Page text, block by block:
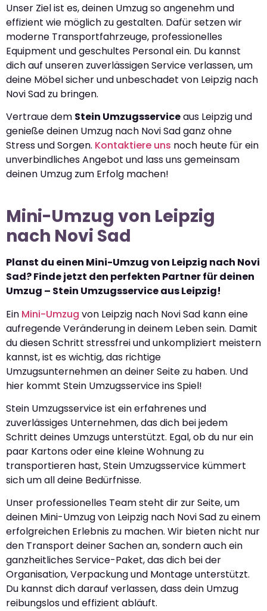
Unser Ziel ist es, deinen Umzug so angenehm und
effizient wie möglich zu gestalten. Dafür setzen wir
moderne Transportfahrzeuge, professionelles
Equipment und geschultes Personal ein. Du kannst
dich auf unseren zuverlässigen Service verlassen, um
deine Möbel sicher und unbeschadet von Leipzig nach
Novi Sad zu bringen.
Vertraue dem Stein Umzugsserviceaus Leipzig und
genieße deinen Umzug nach Novi Sad ganz ohne
Stress und Sorgen. Kontaktiere uns noch heute für ein
unverbindliches Angebot und lass uns gemeinsam
deinen Umzug zum Erfolg machen!
Mini-Umzug von Leipzig
nach Novi Sad
Planst du einen Mini-Umzug von Leipzig nach Novi
Sad? Finde jetzt den perfekten Partner für deinen
Umzug – Stein Umzugsservice aus Leipzig!
Ein Mini-Umzug von Leipzig nach Novi Sad kann eine
aufregende Veränderung in deinem Leben sein. Damit
du diesen Schritt stressfrei und unkompliziert meistern
kannst, ist es wichtig, das richtige
Umzugsunternehmen an deiner Seite zu haben. Und
hier kommt Stein Umzugsservice ins Spiel!
Stein Umzugsservice ist ein erfahrenes und
zuverlässiges Unternehmen, das dich bei jedem
Schritt deines Umzugs unterstützt. Egal, ob du nur ein
paar Kartons oder eine kleine Wohnung zu
transportieren hast, Stein Umzugsservice kümmert
sich um all deine Bedürfnisse.
Unser professionelles Team steht dir zur Seite, um
deinen Mini-Umzug von Leipzig nach Novi Sad zu einem
erfolgreichen Erlebnis zu machen. Wir bieten nicht nur
den Transport deiner Sachen an, sondern auch ein
ganzheitliches Service-Paket, das dich bei der
Organisation, Verpackung und Montage unterstützt.
Du kannst dich darauf verlassen, dass dein Umzug
reibungslos und effizient abläuft.